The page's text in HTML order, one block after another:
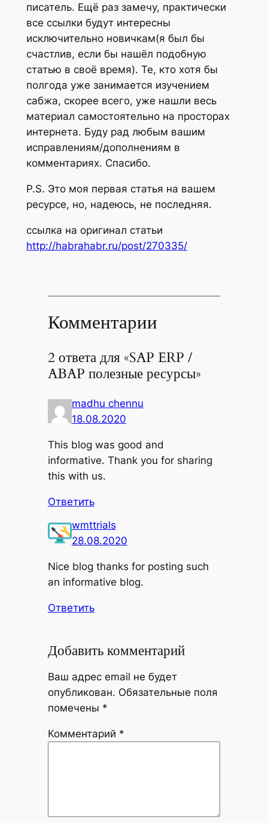
писатель. Ещё раз замечу, практически
все ссылки будут интересны
исключительно новичкам(я был бы
счастлив, если бы нашёл подобную
статью в своё время). Те, кто хотя бы
полгода уже занимается изучением
сабжа, скорее всего, уже нашли весь
материал самостоятельно на просторах
интернета. Буду рад любым вашим
исправлениям/дополнениям в
комментариях. Спасибо.
P.S. Это моя первая статья на вашем
ресурсе, но, надеюсь, не последняя.
ссылка на оригинал статьи
http://habrahabr.ru/post/270335/
Комментарии
2 ответа для «SAP ERP /
ABAP полезные ресурсы»
madhu chennu
18.08.2020
This blog was good and
informative. Thank you for sharing
this with us.
Ответить
wmttrials
28.08.2020
Nice blog thanks for posting such
an informative blog.
Ответить
Добавить комментарий
Ваш адрес email не будет
опубликован. Обязательные поля
помечены *
Комментарий *